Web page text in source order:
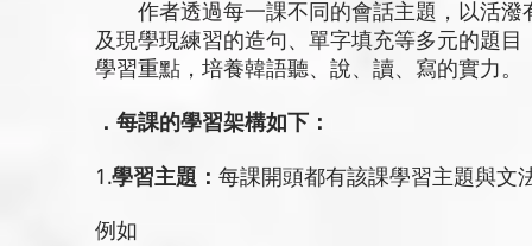
作者透過每一課不同的會話主題，以活潑
及現學現練習的造句、單字填充等多元的題
學習重點，培養韓語聽、說、讀、寫的實力。
．每課的學習架構如下：
1.學習主題： 每課開頭都有該課學習主題與文
例如